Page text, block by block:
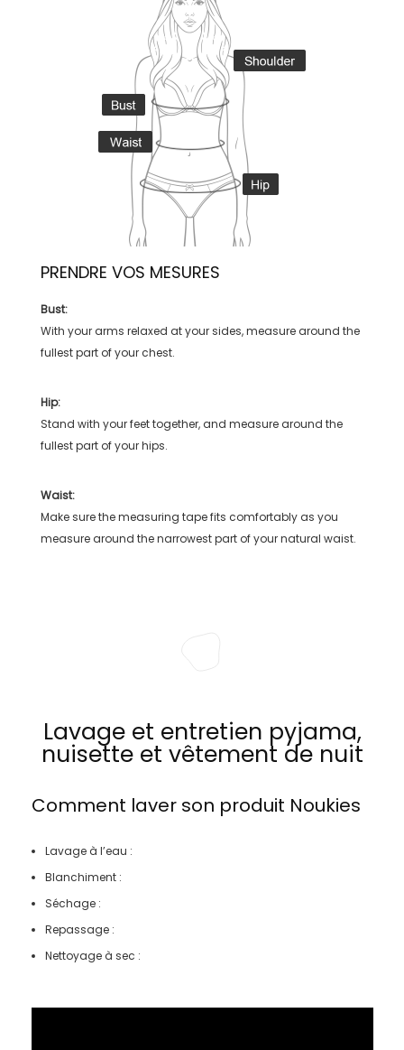
PRENDRE VOS MESURES
Bust:
With your arms relaxed at your sides, measure around the
fullest part of your chest.
Hip:
Stand with your feet together, and measure around the
fullest part of your hips.
Waist:
Make sure the measuring tape fits comfortably as you
measure around the narrowest part of your natural waist.
Lavage et entretien pyjama,
nuisette et vêtement de nuit
Comment laver son produit Noukies
Lavage à l’eau :
Blanchiment :
Séchage :
Repassage :
Nettoyage à sec :